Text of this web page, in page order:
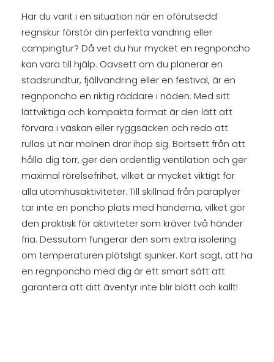
Har du varit i en situation när en oförutsedd
regnskur förstör din perfekta vandring eller
campingtur? Då vet du hur mycket en regnponcho
kan vara till hjälp. Oavsett om du planerar en
stadsrundtur, fjällvandring eller en festival, är en
regnponcho en riktig räddare i nöden. Med sitt
lättviktiga och kompakta format är den lätt att
förvara i väskan eller ryggsäcken och redo att
rullas ut när molnen drar ihop sig. Bortsett från att
hålla dig torr, ger den ordentlig ventilation och ger
maximal rörelsefrihet, vilket är mycket viktigt för
alla utomhusaktiviteter. Till skillnad från paraplyer
tar inte en poncho plats med händerna, vilket gör
den praktisk för aktiviteter som kräver två händer
fria. Dessutom fungerar den som extra isolering
om temperaturen plötsligt sjunker. Kort sagt, att ha
en regnponcho med dig är ett smart sätt att
garantera att ditt äventyr inte blir blött och kallt!